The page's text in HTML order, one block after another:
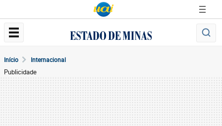
Início Internacional
Publicidade